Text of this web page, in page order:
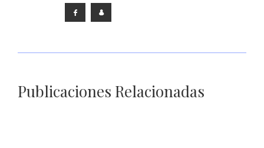
Publicaciones Relacionadas